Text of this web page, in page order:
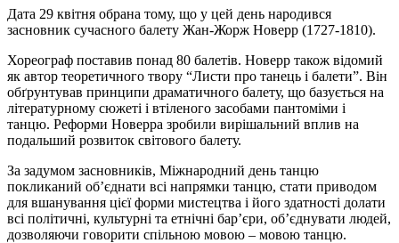
Дата 29 квітня обрана тому, що у цей день народився
засновник сучасного балету Жан-Жорж Новерр (1727-1810).
Хореограф поставив понад 80 балетів. Новерр також відомий
як автор теоретичного твору “Листи про танець і балети”. Він
обґрунтував принципи драматичного балету, що базується на
літературному сюжеті і втіленого засобами пантоміми і
танцю. Реформи Новерра зробили вирішальний вплив на
подальший розвиток світового балету.
За задумом засновників, Міжнародний день танцю
покликаний об’єднати всі напрямки танцю, стати приводом
для вшанування цієї форми мистецтва і його здатності долати
всі політичні, культурні та етнічні бар’єри, об’єднувати людей,
дозволяючи говорити спільною мовою – мовою танцю.